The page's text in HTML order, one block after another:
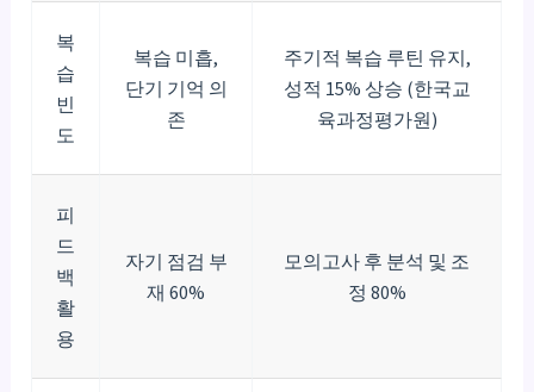
복
습
빈
도
복습 미흡,
단기 기억 의
존
주기적 복습 루틴 유지,
성적 15% 상승 (한국교
육과정평가원)
피
드
백
활
용
자기 점검 부
재 60%
모의고사 후 분석 및 조
정 80%